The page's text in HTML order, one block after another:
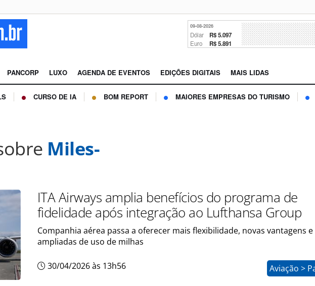
09-08-2026
Dólar R$ 5.097
Euro R$ 5.891
PANCORP LUXO AGENDA DE EVENTOS EDIÇÕES DIGITAIS MAIS LIDAS
CURSO DE IA BOM REPORT MAIORES EMPRESAS DO TURISMO
Miles-
ITA Airways amplia benefícios do programa de
fidelidade após integração ao Lufthansa Group
Companhia aérea passa a oferecer mais flexibilidade, novas vantagens
ampliadas de uso de milhas
30/04/2026 às 13h56 Aviação >